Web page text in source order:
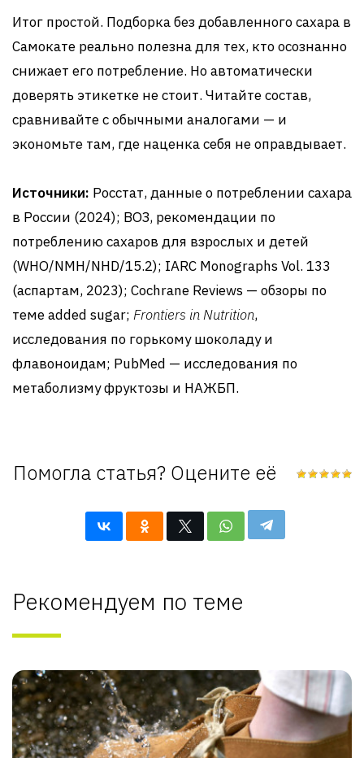
Итог простой. Подборка без добавленного сахара в
Самокате реально полезна для тех, кто осознанно
снижает его потребление. Но автоматически
доверять этикетке не стоит. Читайте состав,
сравнивайте с обычными аналогами — и
экономьте там, где наценка себя не оправдывает.
Источники: Росстат, данные о потреблении сахара
в России (2024); ВОЗ, рекомендации по
потреблению сахаров для взрослых и детей
(WHO/NMH/NHD/15.2); IARC Monographs Vol. 133
(аспартам, 2023); Cochrane Reviews — обзоры по
теме added sugar; Frontiers in Nutrition,
исследования по горькому шоколаду и
флавоноидам; PubMed — исследования по
метаболизму фруктозы и НАЖБП.
Помогла статья? Оцените её
Рекомендуем по теме